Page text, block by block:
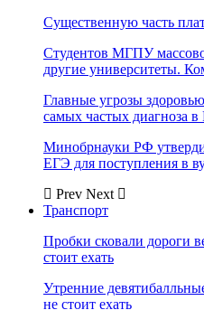
Существенную часть
Студентов МГПУ
другие университеты.
Главные угрозы
самых частых диагноза в
Минобрнауки РФ
ЕГЭ для поступления в
Prev Next
Транспорт
Пробки сковали дороги
стоит ехать
Утренние
не стоит ехать